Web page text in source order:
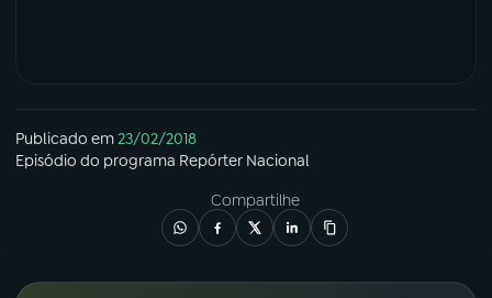
Publicado em23/02/2018
Episódio do programa Repórter Nacional
Compartilhe